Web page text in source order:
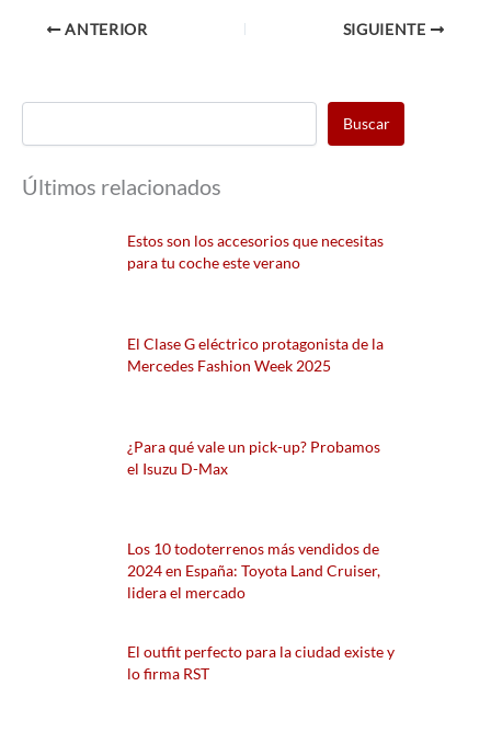
ANTERIOR SIGUIENTE
Buscar
Últimos relacionados
Estos son los accesorios que necesitas
para tu coche este verano
El Clase G eléctrico protagonista de la
Mercedes Fashion Week 2025
¿Para qué vale un pick-up? Probamos
el Isuzu D-Max
Los 10 todoterrenos más vendidos de
2024 en España: Toyota Land Cruiser,
lidera el mercado
El outfit perfecto para la ciudad existe y
lo firma RST